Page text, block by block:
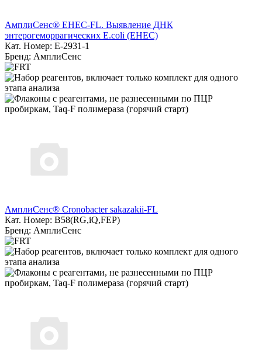
АмплиСенс® EHEC-FL. Выявление ДНК
энтерогеморрагических E.coli (EHEC)
Кат. Номер: E-2931-1
Бренд: АмплиСенс
АмплиСенс® Cronobacter sakazakii-FL
Кат. Номер: B58(RG,iQ,FEP)
Бренд: АмплиСенс